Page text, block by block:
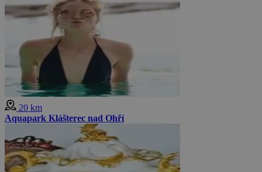
20 km
Aquapark Klášterec nad Ohří